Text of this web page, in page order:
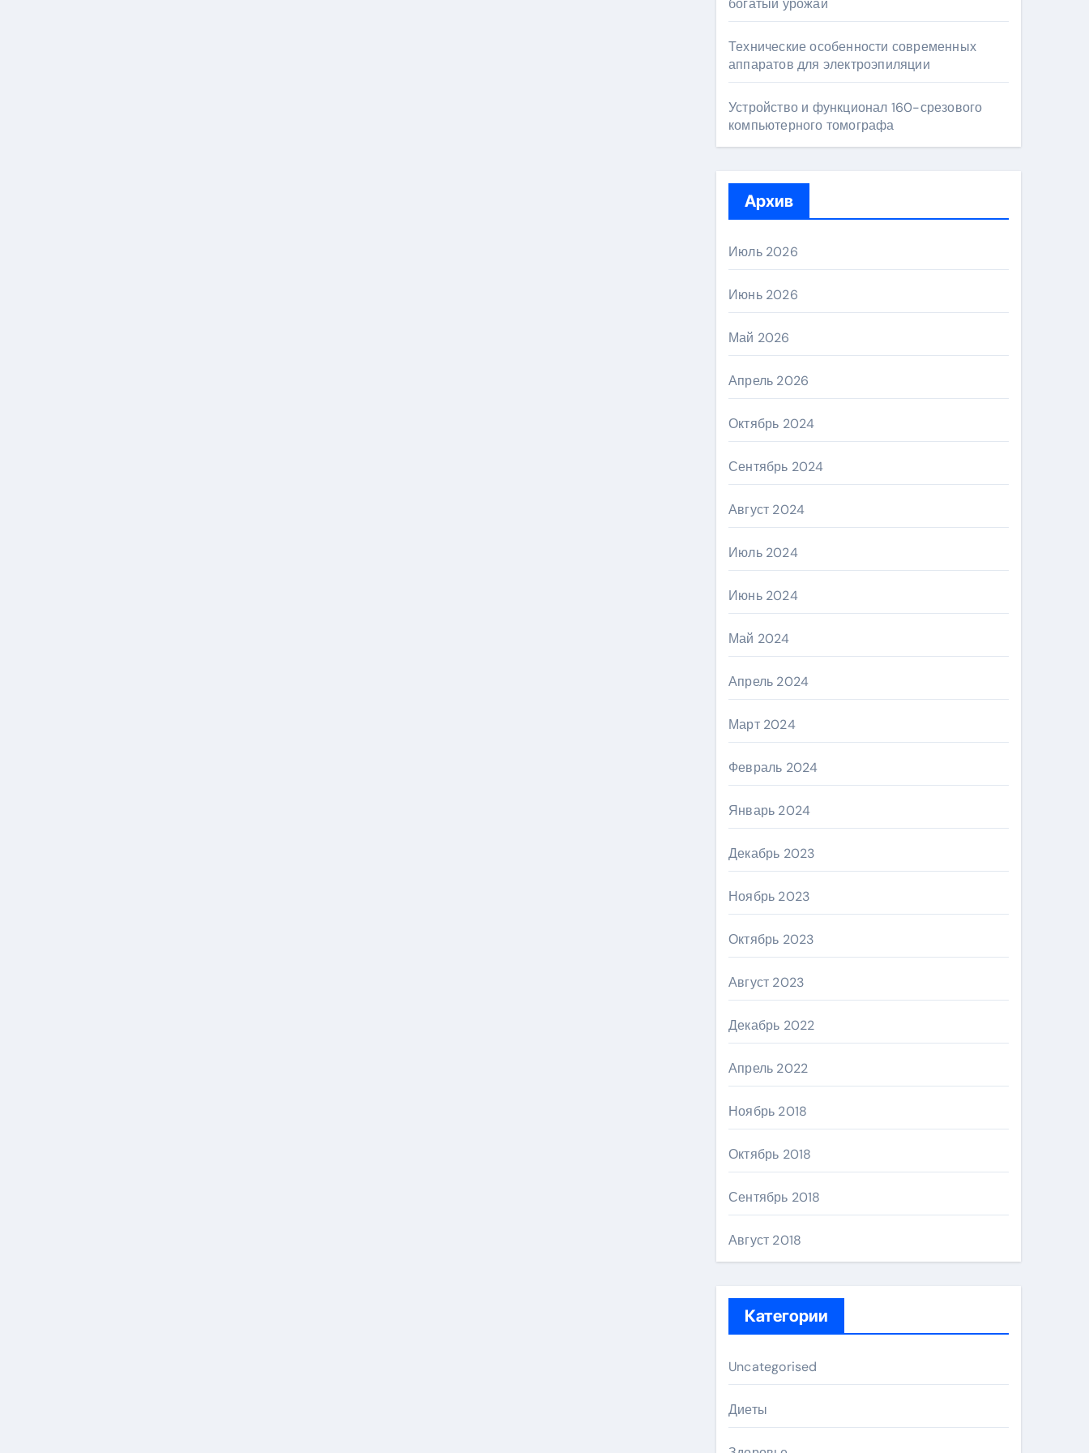
богатый урожай
Технические особенности современных
аппаратов для электроэпиляции
Устройство и функционал 160-срезового
компьютерного томографа
Архив
Июль 2026
Июнь 2026
Май 2026
Апрель 2026
Октябрь 2024
Сентябрь 2024
Август 2024
Июль 2024
Июнь 2024
Май 2024
Апрель 2024
Март 2024
Февраль 2024
Январь 2024
Декабрь 2023
Ноябрь 2023
Октябрь 2023
Август 2023
Декабрь 2022
Апрель 2022
Ноябрь 2018
Октябрь 2018
Сентябрь 2018
Август 2018
Категории
Uncategorised
Диеты